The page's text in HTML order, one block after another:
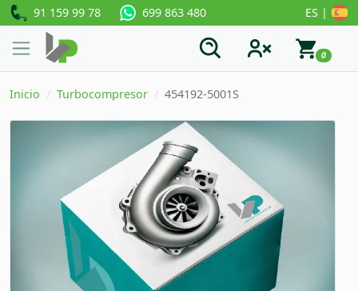
91 159 99 78 699 863 480 ES |
0
Inicio Turbocompresor 454192-5001S